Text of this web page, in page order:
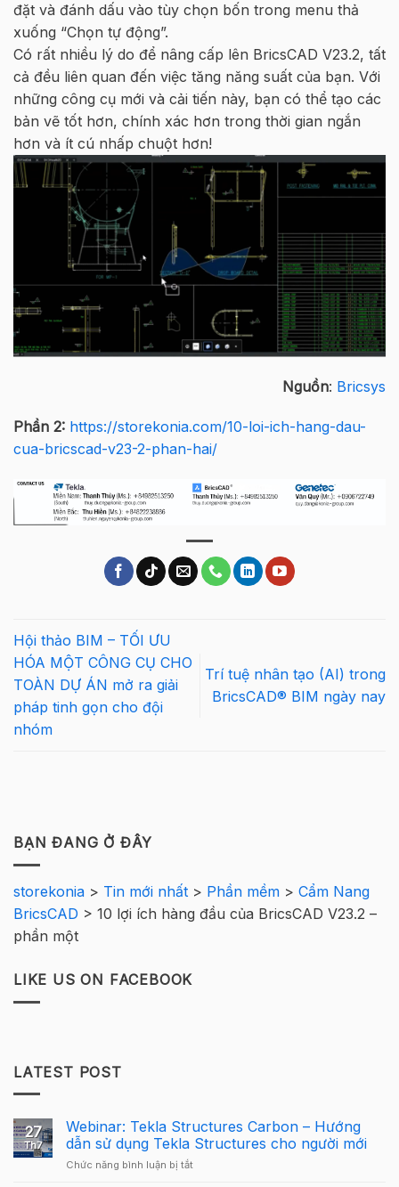
đặt và đánh dấu vào tùy chọn bốn trong menu thả
xuống “Chọn tự động”.
Có rất nhiều lý do để nâng cấp lên BricsCAD V23.2, tất
cả đều liên quan đến việc tăng năng suất của bạn. Với
những công cụ mới và cải tiến này, bạn có thể tạo các
bản vẽ tốt hơn, chính xác hơn trong thời gian ngắn
hơn và ít cú nhấp chuột hơn!
Nguồn: Bricsys
Phần 2: https://storekonia.com/10-loi-ich-hang-dau-
cua-bricscad-v23-2-phan-hai/
Hội thảo BIM – TỐI ƯU
HÓA MỘT CÔNG CỤ CHO
TOÀN DỰ ÁN mở ra giải
pháp tinh gọn cho đội
nhóm
Trí tuệ nhân tạo (AI) trong
BricsCAD® BIM ngày nay
BẠN ĐANG Ở ĐÂY
storekonia > Tin mới nhất > Phần mềm > Cẩm Nang
BricsCAD > 10 lợi ích hàng đầu của BricsCAD V23.2 –
phần một
LIKE US ON FACEBOOK
LATEST POST
27
Th7
Webinar: Tekla Structures Carbon – Hướng
dẫn sử dụng Tekla Structures cho người mới
Chức năng bình luận bị tắtở